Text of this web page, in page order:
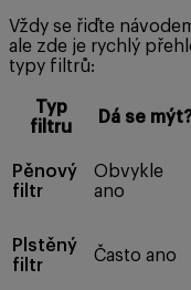
Vždy se řiďte
ale zde je rychlý
typy filtrů:
Typ
filtru
Dá se
Pěnový
filtr
Obvykle
ano
Plstěný
filtr
Často ano